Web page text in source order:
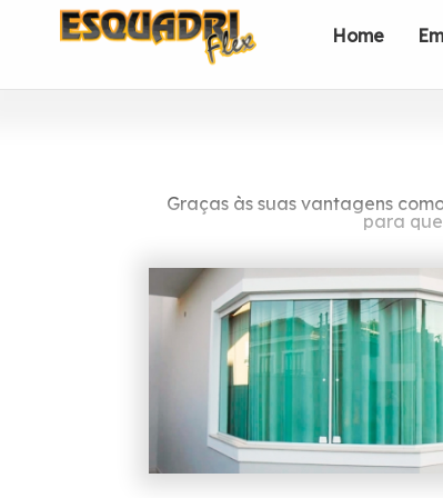
Home
Graças às suas vantagens
para
A Esquadriflex teve a sua
profissionais é formada
Um dos principais
máquinas de